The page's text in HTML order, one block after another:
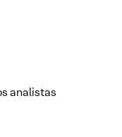
analistas